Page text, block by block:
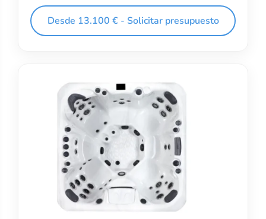
Desde 13.100 € - Solicitar presupuesto